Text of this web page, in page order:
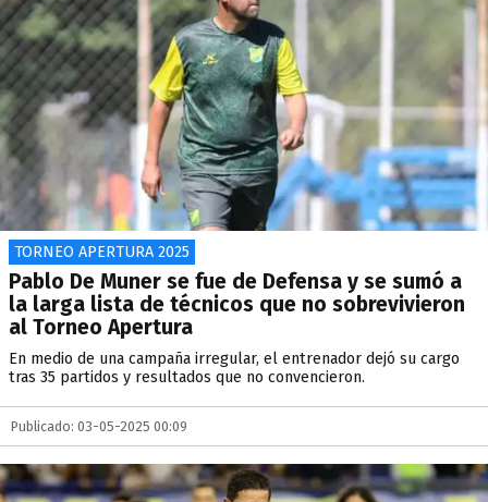
TORNEO APERTURA 2025
Pablo De Muner se fue de Defensa y se sumó a
la larga lista de técnicos que no sobrevivieron
al Torneo Apertura
En medio de una campaña irregular, el entrenador dejó su cargo
tras 35 partidos y resultados que no convencieron.
Publicado: 03-05-2025 00:09